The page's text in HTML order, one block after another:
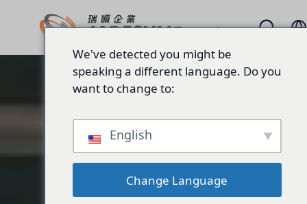
We've detected you might be
speaking a different language. Do you
want to change to:
English
Change Language